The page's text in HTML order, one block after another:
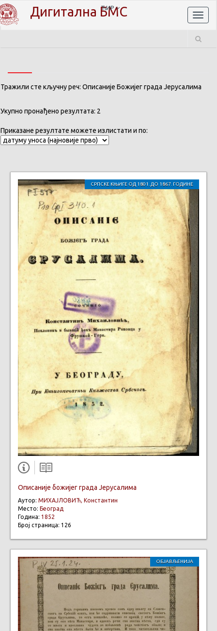
Дигитална БМС
ЋИР
Тражили сте кључну реч: Описаније Божијег града Јерусалима
Укупно пронађено резултата: 2
Приказане резултате можете излистати и по:
СРПСКЕ КЊИГЕ ОД 1801. ДО 1867. ГОДИНЕ
Описаније божијег града Јерусалима
Аутор: МИХАЈЛОВИЋ, Константин
Место: Београд
Година: 1852
Број страница: 126
ОБЈАВЉЕНИЈА